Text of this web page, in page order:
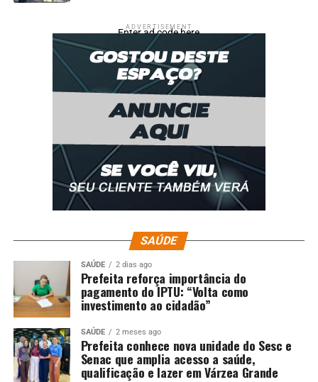
ADVERTISEMENT
Enter ad code here
SAÚDE
SAÚDE 2 dias ago
Prefeita reforça importância do
pagamento do IPTU: “Volta como
investimento ao cidadão”
SAÚDE 2 meses ago
Prefeita conhece nova unidade do Sesc e
Senac que amplia acesso a saúde,
qualificação e lazer em Várzea Grande